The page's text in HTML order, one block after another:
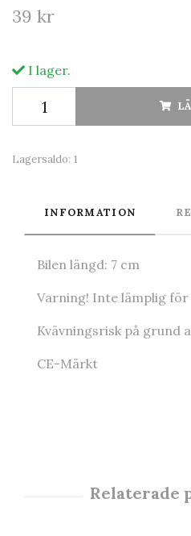
39 kr
I lager.
Lagersaldo: 1
INFORMATION
Bilen längd: 7 cm
Varning! Inte lämplig för
Kvävningsrisk på grund
CE-Märkt